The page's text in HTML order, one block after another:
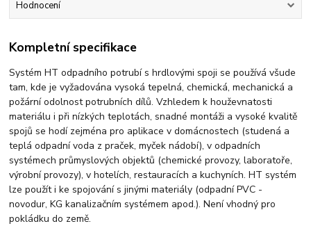
Hodnocení
Kompletní specifikace
Systém HT odpadního potrubí s hrdlovými spoji se používá všude
tam, kde je vyžadována vysoká tepelná, chemická, mechanická a
požární odolnost potrubních dílů. Vzhledem k houževnatosti
materiálu i při nízkých teplotách, snadné montáži a vysoké kvalitě
spojů se hodí zejména pro aplikace v domácnostech (studená a
teplá odpadní voda z praček, myček nádobí), v odpadních
systémech průmyslových objektů (chemické provozy, laboratoře,
výrobní provozy), v hotelích, restauracích a kuchyních. HT systém
lze použít i ke spojování s jinými materiály (odpadní PVC -
novodur, KG kanalizačním systémem apod.). Není vhodný pro
pokládku do země.